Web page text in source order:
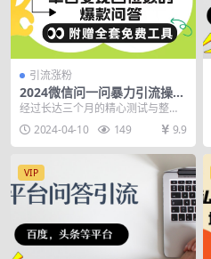
引流涨粉
2024微信问一问暴力引流操
作，单个日引200+创业粉！不
限制注册账号！0封…
经过长达三个月的精心测试与整
理，我终于为大家呈现了这篇详尽
的问一问精准引流教程。...
2024-04-10 149 9.9
VIP